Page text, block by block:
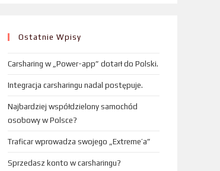
Ostatnie Wpisy
Carsharing w „Power-app” dotarł do Polski.
Integracja carsharingu nadal postępuje.
Najbardziej współdzielony samochód
osobowy w Polsce?
Traficar wprowadza swojego „Extreme’a”
Sprzedasz konto w carsharingu?